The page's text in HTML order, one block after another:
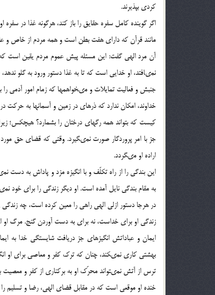
کردى بپذیرند.
اگر گوینده کامل سفره حقایق را باز کند، هرگونه غذا در
مانند قرآن که داراى هفت بطن است و همه مردم از خاص و
آن مرد الهى گفت: این مسئله پیش عموم مردم یقین است
نمى‏افتد، او خدایى است که تا به غذا دستور ورود به گلو
جنبش و فعالیت تمایلات و مى‏خواهم‏ها که زمام امور آدمى را
خداوند، امکان ندارد که ذره‏اى در زمین و آسمان‏ها به حرکت
کیست که بتواند همه رگ‏هاى درختان را بشمارد؟ هیچ‏کس؛
جز با امر پروردگار صورت نمى‏گیرد. وقتى که قضاى حق
اراده او مى‏گردد.
این بندگى را از راه تکلّف و با انگیزه مزد و پاداش به
به مقام بندگى نایل آمده است. او دیگر زندگى را براى خود
در هرجا دستور ازلى الهى راهى را معین کرده است، چه
زندگى او براى خداست، نه براى به دست آوردن گنج. مرگ او
ایمان و عباداتش انگیزه‏اى جز دریافت شایستگى خدا به
بهشتى کارى نمى‏کند، چنان که ترک کفر و معاصى براى او
ترس از آتش نمى‏تواند محرّک او به برکنارى از کفر و معصیت
خنده او موقعى است که در مقابل قضاى الهى، رضا و تسلیم